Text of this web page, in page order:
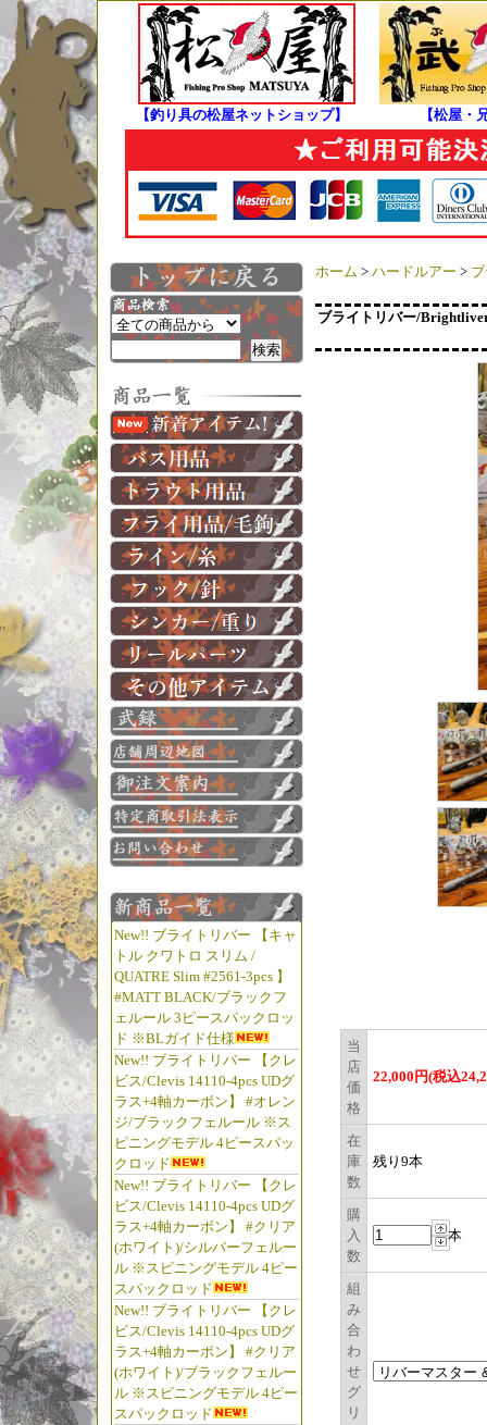
【釣り具の松屋ネットショップ】 【松屋・
New!! ブライトリバー 【キャ
トル クワトロ スリム /
QUATRE Slim #2561-3pcs 】
#MATT BLACK/ブラックフ
ェルール 3ピースパックロッ
ド ※BLガイド仕様
New!! ブライトリバー 【クレ
ビス/Clevis 14110-4pcs UDグ
ラス+4軸カーボン】 #オレン
ジ/ブラックフェルール ※ス
ピニングモデル 4ピースパッ
クロッド
New!! ブライトリバー 【クレ
ビス/Clevis 14110-4pcs UDグ
ラス+4軸カーボン】 #クリア
(ホワイト)/シルバーフェルー
ル ※スピニングモデル 4ピー
スパックロッド
New!! ブライトリバー 【クレ
ビス/Clevis 14110-4pcs UDグ
ラス+4軸カーボン】 #クリア
(ホワイト)/ブラックフェルー
ル ※スピニングモデル 4ピー
スパックロッド
ホーム > ハードルアー >
ブライトリバー/
当
店
価
格
22,000円(税込
在
庫
数
残り9本
購
入
数
本
組
み
合
わ
せ
グ
リ